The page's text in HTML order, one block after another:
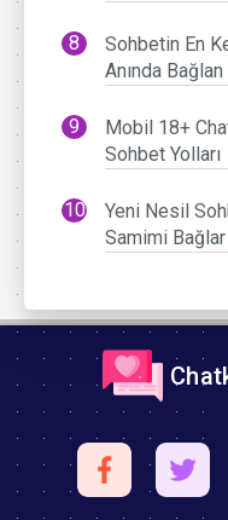
Sohbetin En
Anında Bağlan
Mobil 18+
Sohbet Yolları
Yeni Nesil
Samimi Bağlar